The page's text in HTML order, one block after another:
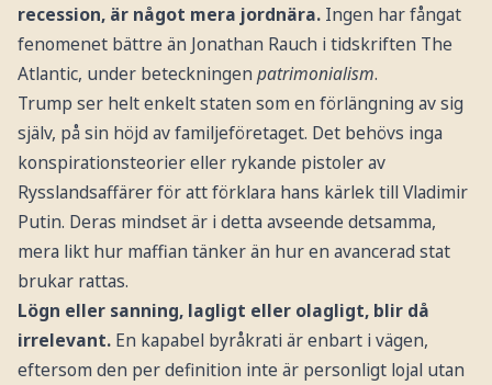
recession, är något mera jordnära.Ingen har fångat
fenomenet bättre än Jonathan Rauch i tidskriften The
Atlantic, under beteckningen patrimonialism.
Trump ser helt enkelt staten som en förlängning av sig
själv, på sin höjd av familjeföretaget. Det behövs inga
konspirationsteorier eller rykande pistoler av
Rysslandsaffärer för att förklara hans kärlek till Vladimir
Putin. Deras mindset är i detta avseende detsamma,
mera likt hur maffian tänker än hur en avancerad stat
brukar rattas.
Lögn eller sanning, lagligt eller olagligt, blir då
irrelevant. En kapabel byråkrati är enbart i vägen,
eftersom den per definition inte är personligt lojal utan